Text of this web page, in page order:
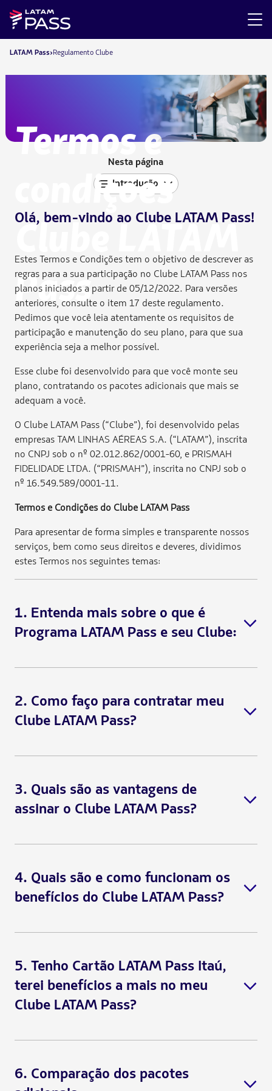
LATAM Pass Regulamento Clube
Termos e
condições
Pass
Nesta página
Introdução
Olá, bem-vindo ao Clube LATAM Pass!
Estes Termos e Condições tem o objetivo de descrever as
regras para a sua participação no Clube LATAM Pass nos
planos iniciados a partir de 05/12/2022. Para versões
anteriores, consulte o item 17 deste regulamento.
Pedimos que você leia atentamente os requisitos de
participação e manutenção do seu plano, para que sua
experiência seja a melhor possível.
Esse clube foi desenvolvido para que você monte seu
plano, contratando os pacotes adicionais que mais se
adequam a você.
O Clube LATAM Pass (“Clube”), foi desenvolvido pelas
empresas TAM LINHAS AÉREAS S.A. (“LATAM”), inscrita
no CNPJ sob o nº 02.012.862/0001-60, e PRISMAH
FIDELIDADE LTDA. (“PRISMAH”), inscrita no CNPJ sob o
nº 16.549.589/0001-11.
Termos e Condições do Clube LATAM Pass
Para apresentar de forma simples e transparente nossos
serviços, bem como seus direitos e deveres, dividimos
estes Termos nos seguintes temas:
1. Entenda mais sobre o que é
Programa LATAM Pass e seu Clube:
2. Como faço para contratar meu
Clube LATAM Pass?
Passo 2:
Passo 3:
3. Quais são as vantagens de
assinar o Clube LATAM Pass?
4. Quais são e como funcionam os
benefícios do Clube LATAM Pass?
5. Tenho Cartão LATAM Pass Itaú,
terei benefícios a mais no meu
Clube LATAM Pass?
6. Comparação dos pacotes